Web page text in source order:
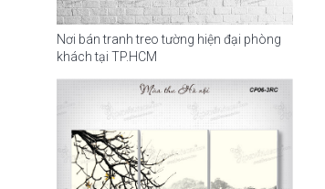
Nơi bán tranh treo tường hiện đại phòng
khách tại TP.HCM